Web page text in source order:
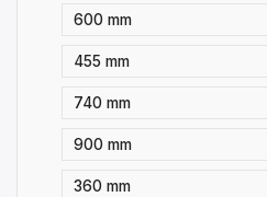
600 mm
455 mm
740 mm
900 mm
360 mm